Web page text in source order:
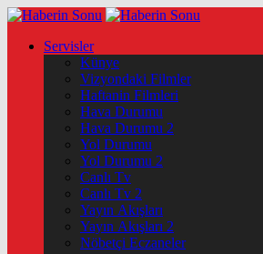
Servisler
Künye
Vizyondaki Filmler
Haftanin Filmleri
Hava Durumu
Hava Durumu 2
Yol Durumu
Yol Durumu 2
Canlı Tv
Canlı Tv 2
Yayın Akışları
Yayın Akışları 2
Nöbetçi Eczaneler